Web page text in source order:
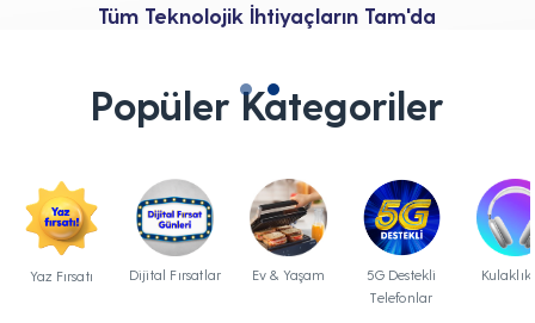
Tüm Teknolojik İhtiyaçların Tam'da
Popüler Kategoriler
Yaz Fırsatı Dijital Fırsatlar Ev & Yaşam
5G Destekli
Telefonlar